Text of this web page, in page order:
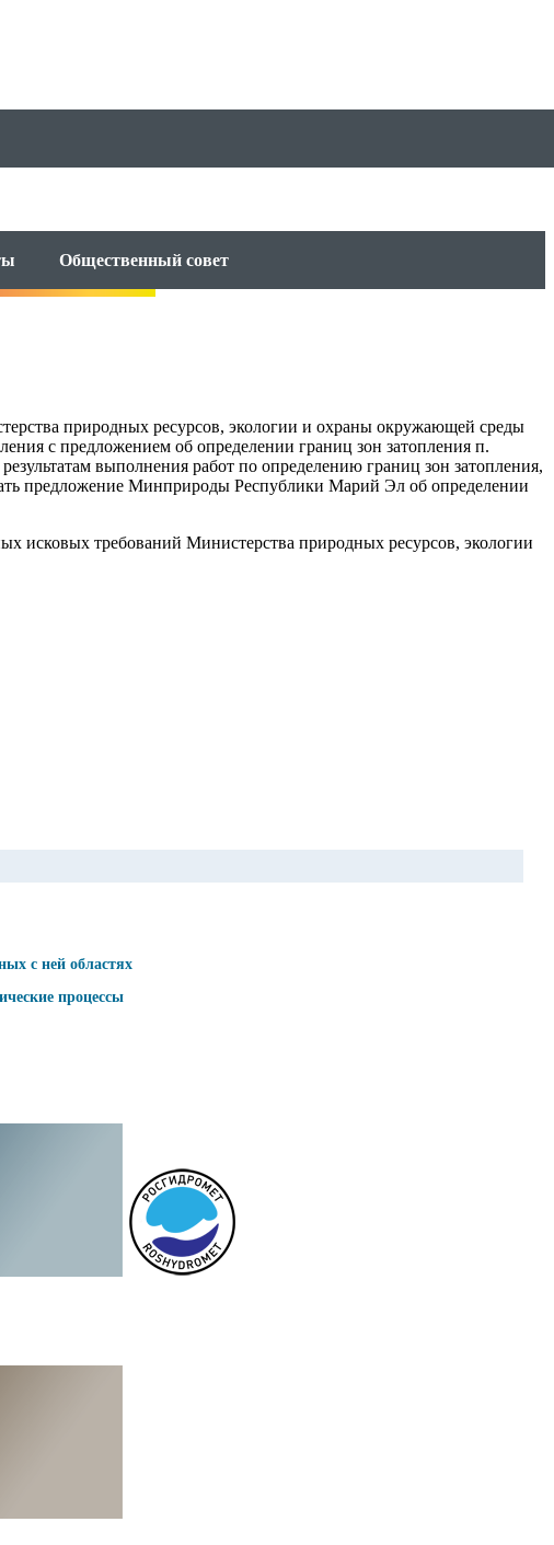
Общественный совет
природных ресурсов, экологии и охраны окружающей среды
с предложением об определении границ зон затопления п.
выполнения работ по определению границ зон затопления,
предложение Минприроды Республики Марий Эл об определении
исковых требований Министерства природных ресурсов, экологии
с ней областях
процессы